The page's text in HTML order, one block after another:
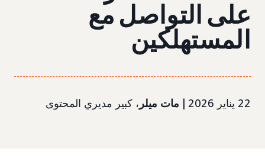
على التواصل مع
المستهلكين
22 يناير 2026 | مات ميلر ، كبير مديري المحتوى